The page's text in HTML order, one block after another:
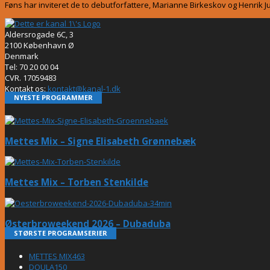
Føns har inviteret de to debutforfattere, Marianne Birkeskov og Henrik
Aldersrogade 6C, 3
2100 København Ø
Denmark
Tel: 70 20 00 04
CVR. 17059483
Kontakt os: kontakt@kanal-1.dk
NYESTE PROGRAMMER
Mettes Mix – Signe Elisabeth Grønnebæk
Mettes Mix – Torben Stenkilde
Østerbroweekend 2026 – Dubaduba
STØRSTE PROGRAMSERIER
METTES MIX463
DOULA150